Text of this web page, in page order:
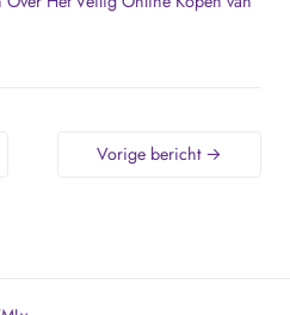
Vorige bericht →